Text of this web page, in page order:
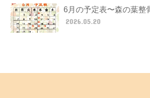
6月の予定表〜森の葉整
2026.05.20